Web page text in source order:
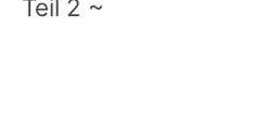
Teil 2 ~